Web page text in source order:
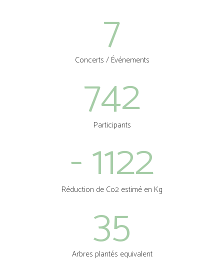
7
Concerts / Événements
742
Participants
-1122
Réduction de Co2 estimé en Kg
35
Arbres plantés equivalent